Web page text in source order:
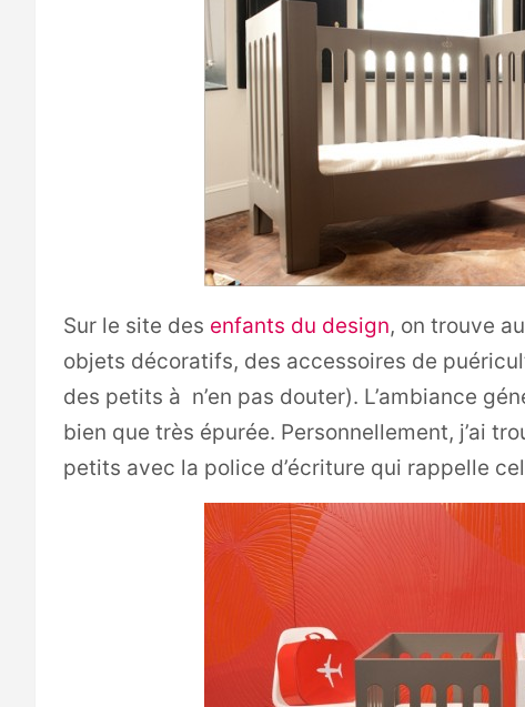
Sur le site des enfants du design, on trouve
objets décoratifs, des accessoires de
des petits à n’en pas douter). L’ambiance
bien que très épurée. Personnellement, j’ai
petits avec la police d’écriture qui rappelle